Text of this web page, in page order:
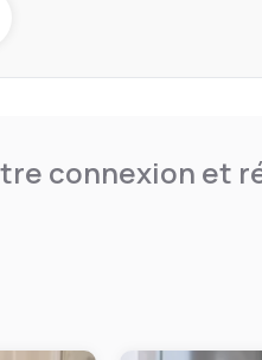
day
connexion et